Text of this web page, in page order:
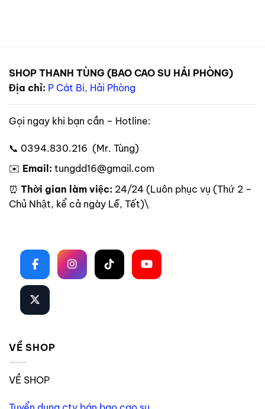
SHOP THANH TÙNG (BAO CAO SU HẢI PHÒNG)
Địa chỉ: P Cát Bi, Hải Phòng
Gọi ngay khi bạn cần – Hotline:
📞 0394.830.216 (Mr. Tùng)
✉️ Email: tungdd16@gmail.com
⏰ Thời gian làm việc: 24/24 (Luôn phục vụ (Thứ 2 –
Chủ Nhật, kể cả ngày Lễ, Tết)\
VỀ SHOP
VỀ SHOP